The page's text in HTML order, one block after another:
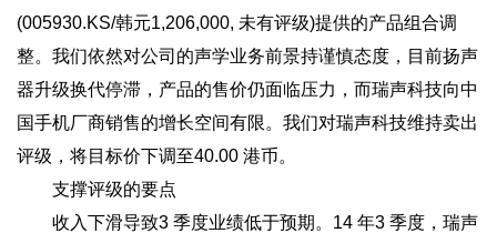
(005930.KS/韩元1,206,000, 未有评级)提供的产品组合调
整。我们依然对公司的声学业务前景持谨慎态度，目前扬声
器升级换代停滞，产品的售价仍面临压力，而瑞声科技向中
国手机厂商销售的增长空间有限。我们对瑞声科技维持卖出
评级，将目标价下调至40.00 港币。
支撑评级的要点
收入下滑导致3 季度业绩低于预期。14 年3 季度，瑞声